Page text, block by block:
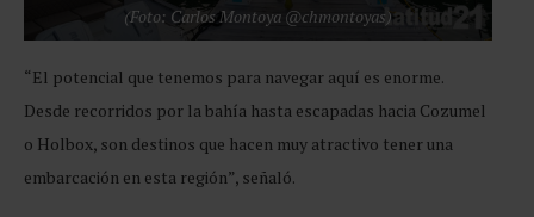
(Foto: Carlos Montoya @chmontoyas)
“El potencial que tenemos para navegar aquí es enorme.
Desde recorridos por la bahía hasta escapadas hacia Cozumel
o Holbox, son destinos que hacen muy atractivo tener una
embarcación en esta región”, señaló.